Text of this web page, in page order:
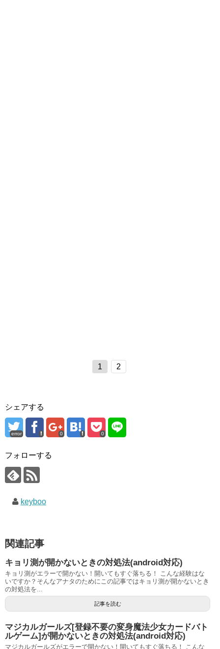
1 2
シェアする
error 0 0
フォローする
keyboo
関連記事
キョリ測が開かないときの対処法(android対応)
キョリ測がエラーで開かない！開いてもすぐ落ちる！ こんな経験はな
いですか？そんなアナタのためにこの記事ではキョリ測が開かないとき
の対処法を...
記事を読む
マジカルガールズ[登録不要の変身魔法少女カードバト
ルゲーム]が開かないときの対処法(android対応)
マジカルガールズがエラーで開かない！開いてもすぐ落ちる！ こんな